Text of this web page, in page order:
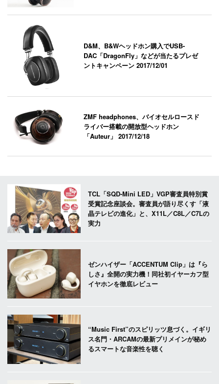
D&M、B&Wヘッドホン購入でUSB-
DAC「DragonFly」などが当たるプレゼ
ントキャンペーン2017/12/01
ZMF headphones、バイオセルロースド
ライバー搭載の開放型ヘッドホン
「Auteur」2017/12/18
TCL「SQD-Mini LED」VGP審査員特別賞
受賞記念座談会。審査員が語り尽くす「液
晶テレビの進化」と、X11L／C8L／C7Lの
実力
ゼンハイザー「ACCENTUM Clip」は『ら
しさ』全開の実力機！同社初イヤーカフ型
イヤホンを徹底レビュー
“Music First”のスピリッツ息づく。イギリ
ス名門・ARCAMの最新プリメインが秘め
るスマートな音楽性を聴く